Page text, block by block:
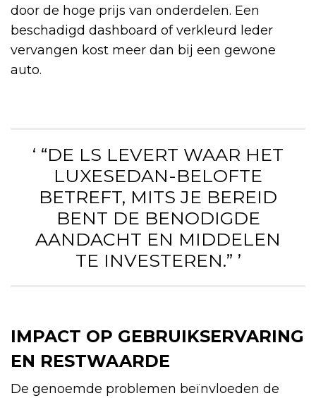
door de hoge prijs van onderdelen. Een
beschadigd dashboard of verkleurd leder
vervangen kost meer dan bij een gewone
auto.
‘ “DE LS LEVERT WAAR HET
LUXESEDAN-BELOFTE
BETREFT, MITS JE BEREID
BENT DE BENODIGDE
AANDACHT EN MIDDELEN
TE INVESTEREN.” ’
IMPACT OP GEBRUIKSERVARING
EN RESTWAARDE
De genoemde problemen beïnvloeden de